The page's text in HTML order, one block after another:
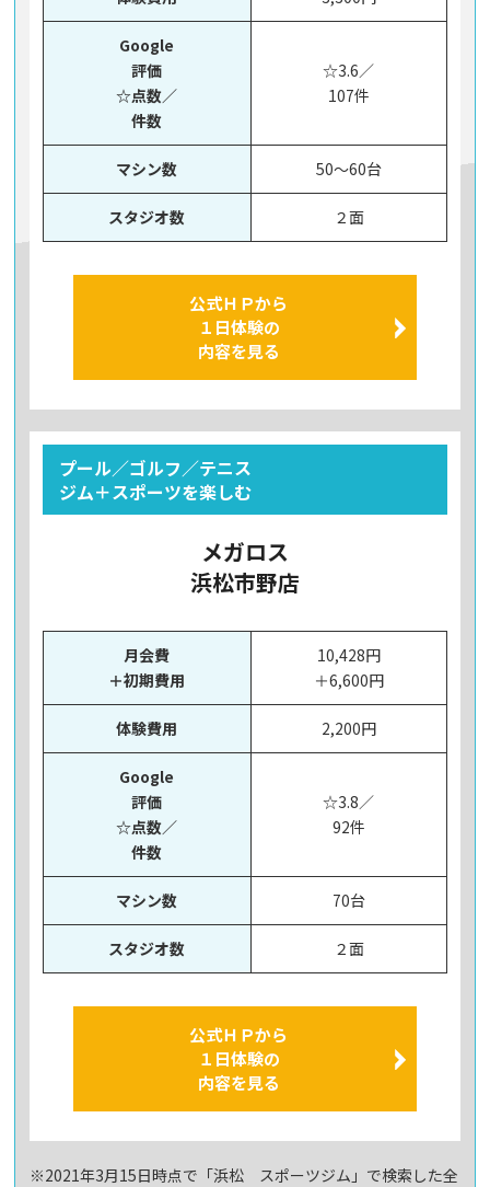
Google
評価
☆点数／
件数
☆3.6／
107件
マシン数 50～60台
スタジオ数 ２面
公式ＨＰから
１日体験の
内容を見る
プール／ゴルフ／テニス
ジム＋スポーツを楽しむ
メガロス
浜松市野店
月会費
＋初期費用
10,428円
＋6,600円
体験費用 2,200円
Google
評価
☆点数／
件数
☆3.8／
92件
マシン数 70台
スタジオ数 ２面
公式ＨＰから
１日体験の
内容を見る
※2021年3月15日時点で「浜松 スポーツジム」で検索した全